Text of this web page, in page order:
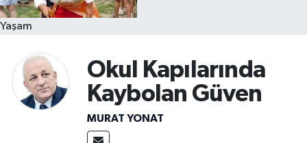
Yaşam
Okul Kapılarında
Kaybolan Güven
MURAT YONAT